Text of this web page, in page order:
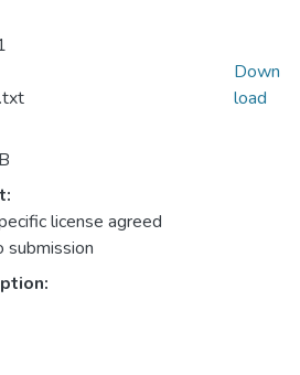
license agreed
submission
Down
load